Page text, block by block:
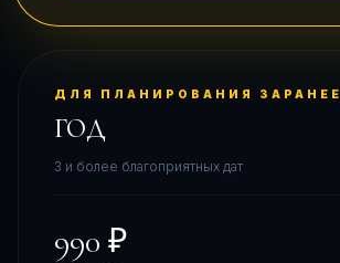
ДЛЯ ПЛАНИРОВАНИЯ ЗАРАНЕЕ
ГОД
3 и более благоприятных дат
990 ₽